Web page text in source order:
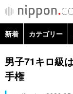
新着 カテゴリー
政治・外交
経済・ビジネス
男子71キロ級
手権